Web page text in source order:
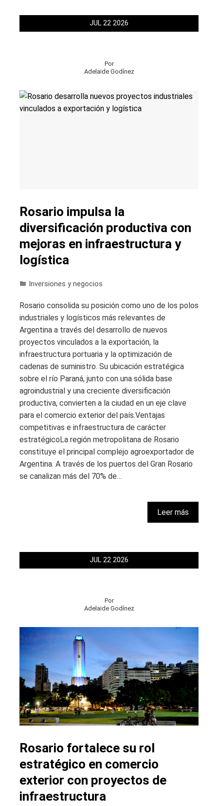
JUL 22 2026
Por
Adelaide Godínez
Rosario impulsa la
diversificación productiva con
mejoras en infraestructura y
logística
Inversiones y negocios
Rosario consolida su posición como uno de los polos
industriales y logísticos más relevantes de
Argentina a través del desarrollo de nuevos
proyectos vinculados a la exportación, la
infraestructura portuaria y la optimización de
cadenas de suministro. Su ubicación estratégica
sobre el río Paraná, junto con una sólida base
agroindustrial y una creciente diversificación
productiva, convierten a la ciudad en un eje clave
para el comercio exterior del país.Ventajas
competitivas e infraestructura de carácter
estratégicoLa región metropolitana de Rosario
constituye el principal complejo agroexportador de
Argentina. A través de los puertos del Gran Rosario
se canalizan más del 70% de…
Leer más
JUL 22 2026
Por
Adelaide Godínez
Rosario fortalece su rol
estratégico en comercio
exterior con proyectos de
infraestructura